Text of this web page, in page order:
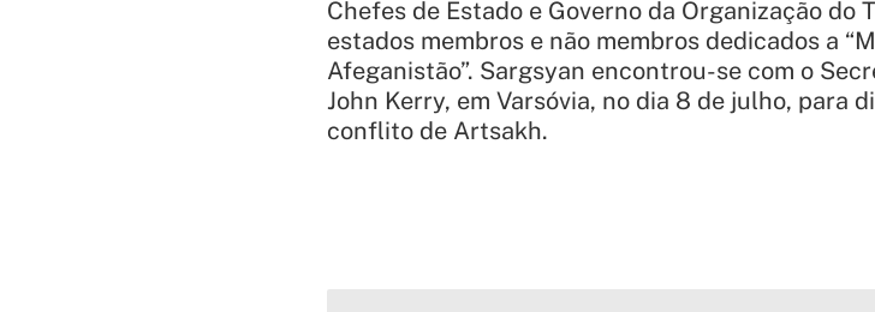
Chefes de Estado e Governo da Organização do
estados membros e não membros dedicados a
Afeganistão”. Sargsyan encontrou-se com o
John Kerry, em Varsóvia, no dia 8 de julho, para
conflito de Artsakh.